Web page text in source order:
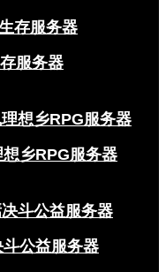
服务器
乡RPG服务器
公益服务器